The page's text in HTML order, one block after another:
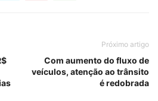
Próximo artigo
Com aumento do fluxo de
veículos, atenção ao trânsito
é redobrada